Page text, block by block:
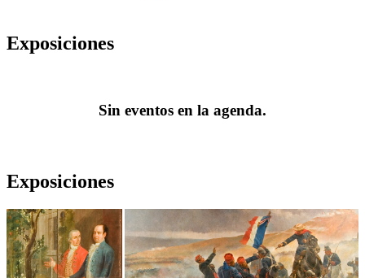
Exposiciones
Sin eventos en la agenda.
Exposiciones